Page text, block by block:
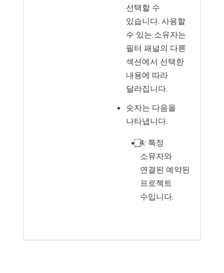
선택할 수
있습니다. 사용할
수 있는 소유자는
필터 패널의 다른
섹션에서 선택한
내용에 따라
달라집니다.
숫자는 다음을
나타냅니다.
⃣4︎: 특정
소유자와
연결된 예약된
프로젝트
수입니다.